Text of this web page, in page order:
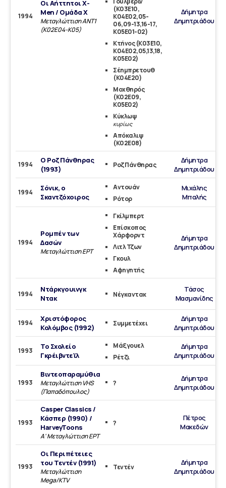
1994
Οι Αήττητοι X-
Men / Ομάδα Χ
Μεταγλώττιση ANT1
(K02Ε04-K05)
(Κ03Ε10,
Κ04Ε02,05-
06,09-13,16-17,
Κ05Ε01-02)
Κτήνος (Κ03Ε10,
Κ04Ε02,05,13,18,
Κ05Ε02)
Σέημπρετουθ
(Κ04Ε20)
Μοχθηρός
(Κ02Ε09,
Κ05Ε02)
Κύκλωψ
κυρίως
Απόκαλιψ
(Κ02Ε08)
Δήμητρα
Δημητριάδου
1994
Ο Ροζ Πάνθηρας
(1993)
Ροζ Πάνθηρας
Δήμητρα
Δημητριάδου
1994
Σόνικ, ο
Σκαντζόχοιρος
Αντουάν
Ρότορ
Μιχάλης
Μπαλής
1994
Ρομπέν των
Δασών
Μεταγλώττιση ΕΡΤ
Γκίλμπερτ
Επίσκοπος
Χάρφορντ
Λιτλ Τζων
Γκουλ
Αφηγητής
Δήμητρα
Δημητριάδου
1994
Ντάρκγουινγκ
Ντακ
Νέγκαντακ
Τάσος
Μασμανίδης
1994
Χριστόφορος
Κολόμβος (1992)
Συμμετέχει
Δήμητρα
Δημητριάδου
1993
Το Σχολείο
Γκρέιβντεϊλ
Μάξγουελ
Ρέτζι
Δήμητρα
Δημητριάδου
1993
Βιντεοπαραμύθια
Μεταγλώττιση VHS
(Παπαδόπουλος)
?
Δήμητρα
Δημητριάδου
1993
Casper Classics /
Κάσπερ (1990) /
HarveyToons
Α' Μεταγλώττιση ΕΡΤ
?
Πέτρος
Μακεδών
1993
Οι Περιπέτειες
του Τεντέν (1991)
Μεταγλώττιση
Mega/KTV
Τεντέν
Δήμητρα
Δημητριάδου